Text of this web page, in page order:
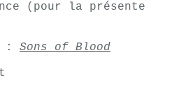
(pour la présente
: Sons of Blood